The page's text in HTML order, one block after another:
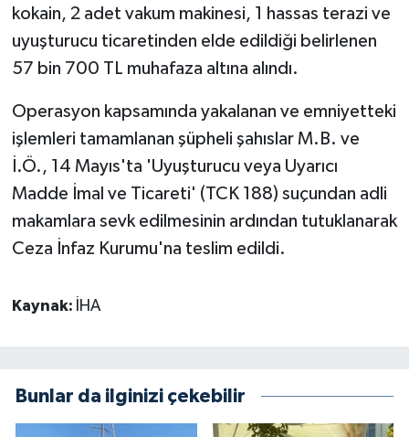
kokain, 2 adet vakum makinesi, 1 hassas terazi ve
uyuşturucu ticaretinden elde edildiği belirlenen
57 bin 700 TL muhafaza altına alındı.
Operasyon kapsamında yakalanan ve emniyetteki
işlemleri tamamlanan şüpheli şahıslar M.B. ve
İ.Ö., 14 Mayıs'ta 'Uyuşturucu veya Uyarıcı
Madde İmal ve Ticareti' (TCK 188) suçundan adli
makamlara sevk edilmesinin ardından tutuklanarak
Ceza İnfaz Kurumu'na teslim edildi.
Kaynak: İHA
Bunlar da ilginizi çekebilir